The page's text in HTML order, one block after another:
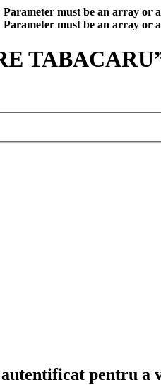
Parameter must be an array or
Parameter must be an array or
pentru a